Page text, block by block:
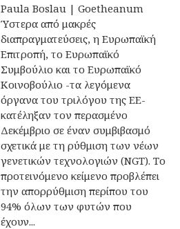
Paula Boslau | Goetheanum
Ύστερα από μακρές
διαπραγματεύσεις, η Ευρωπαϊκή
Επιτροπή, το Ευρωπαϊκό
Συμβούλιο και το Ευρωπαϊκό
Κοινοβούλιο -τα λεγόμενα
όργανα του τριλόγου της ΕΕ-
κατέληξαν τον περασμένο
Δεκέμβριο σε έναν συμβιβασμό
σχετικά με τη ρύθμιση των νέων
γενετικών τεχνολογιών (NGT). Το
προτεινόμενο κείμενο προβλέπει
την απορρύθμιση περίπου του
94% όλων των φυτών που
έχουν...